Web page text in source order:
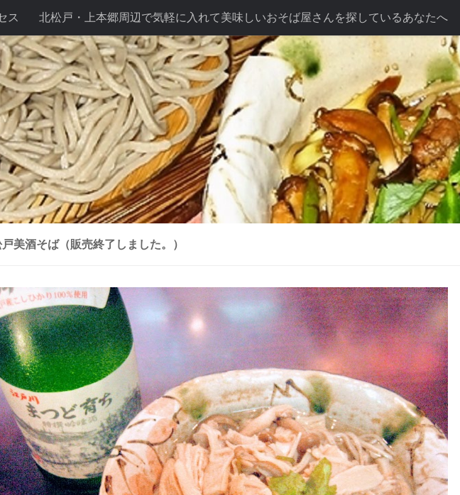
ス 北松戸・上本郷周辺で気軽に入れて美味しいおそば屋さんを探しているあなたへ
ちそば長幸こだわり テイクアウト ドリンク 七五三プラン 暑気払い、納涼
法事プラン
美酒そば（販売終了しました。）